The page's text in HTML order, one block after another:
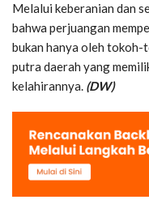
Melalui keberanian dan
bahwa perjuangan
bukan hanya oleh
putra daerah yang
kelahirannya. (DW)